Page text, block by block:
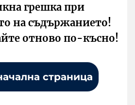
грешка при
на съдържанието!
отново по-късно!
страница